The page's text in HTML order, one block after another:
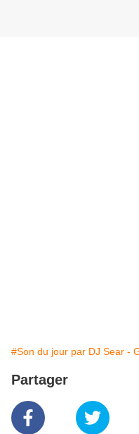
#Son du jour par DJ Sear -
Partager